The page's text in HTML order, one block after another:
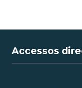
Accessos